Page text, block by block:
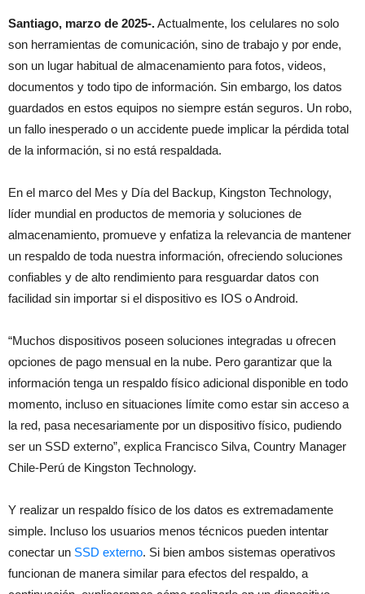
Santiago, marzo de 2025-.Actualmente, los celulares no solo
son herramientas de comunicación, sino de trabajo y por ende,
son un lugar habitual de almacenamiento para fotos, videos,
documentos y todo tipo de información. Sin embargo, los datos
guardados en estos equipos no siempre están seguros. Un robo,
un fallo inesperado o un accidente puede implicar la pérdida total
de la información, si no está respaldada.
En el marco del Mes y Día del Backup, Kingston Technology,
líder mundial en productos de memoria y soluciones de
almacenamiento, promueve y enfatiza la relevancia de mantener
un respaldo de toda nuestra información, ofreciendo soluciones
confiables y de alto rendimiento para resguardar datos con
facilidad sin importar si el dispositivo es IOS o Android.
“Muchos dispositivos poseen soluciones integradas u ofrecen
opciones de pago mensual en la nube. Pero garantizar que la
información tenga un respaldo físico adicional disponible en todo
momento, incluso en situaciones límite como estar sin acceso a
la red, pasa necesariamente por un dispositivo físico, pudiendo
ser un SSD externo”, explica Francisco Silva, Country Manager
Chile-Perú de Kingston Technology.
Y realizar un respaldo físico de los datos es extremadamente
simple. Incluso los usuarios menos técnicos pueden intentar
conectar un SSD externo. Si bien ambos sistemas operativos
funcionan de manera similar para efectos del respaldo, a